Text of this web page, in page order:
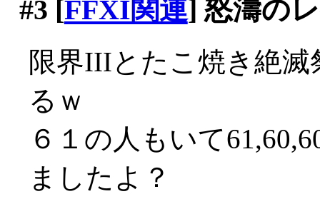
#3 [FFXI関連] 怒濤の
限界IIIとたこ焼き絶
るｗ
６１の人もいて
ましたよ？